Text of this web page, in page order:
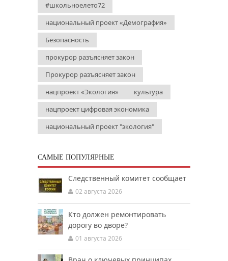
#школьноелето72
национальный проект «Демография»
Безопасность
прокурор разъясняет закон
Прокурор разъясняет закон
нацпроект «Экология»
культура
нацпроект цифровая экономика
национальный проект "экология"
САМЫЕ ПОПУЛЯРНЫЕ
Следственный комитет сообщает
02 августа 2026
Кто должен ремонтировать
дорогу во дворе?
01 августа 2026